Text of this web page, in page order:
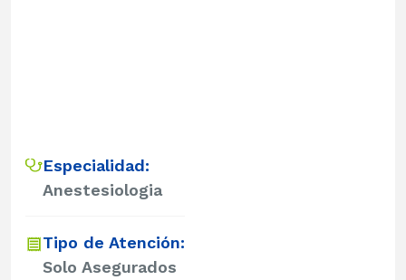
Especialidad:
Anestesiologia
Tipo de Atención:
Solo Asegurados